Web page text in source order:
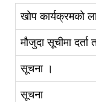
खोप कार्यक्रमको
मौजुदा सूचीमा
सूचना ।
सूचना